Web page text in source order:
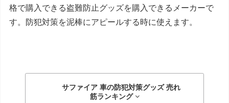
格で購入できる盗難防止グッズを購入できるメーカーで
す。防犯対策を泥棒にアピールする時に使えます。
サファイア 車の防犯対策グッズ売れ
筋ランキング